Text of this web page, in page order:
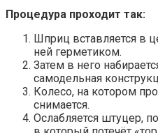
Процедура проходит так:
Шприц вставляется в
ней герметиком.
Затем в него
самодельная
Колесо, на котором
снимается.
Ослабляется штуцер,